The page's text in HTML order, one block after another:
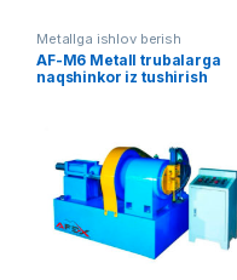
Metallga ishlov berish
AF-M6 Metall trubalarga
naqshinkor iz tushirish